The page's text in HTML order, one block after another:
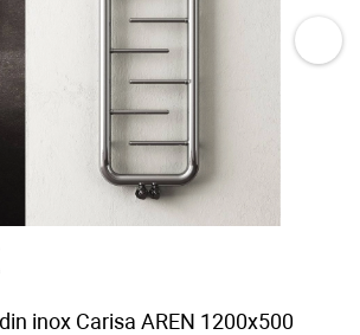
inox Carisa AREN 1200x500